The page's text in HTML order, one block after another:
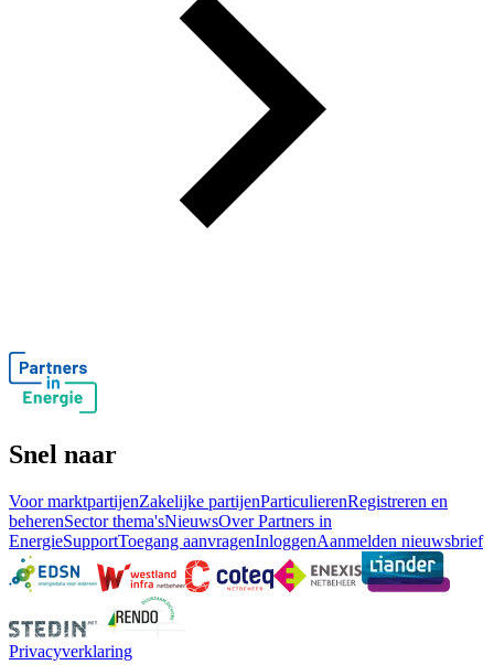
Snel naar
Voor marktpartijenZakelijke partijenParticulierenRegistreren en
beherenSector thema'sNieuwsOver Partners in
EnergieSupportToegang aanvragenInloggenAanmelden nieuwsbrief
Privacyverklaring